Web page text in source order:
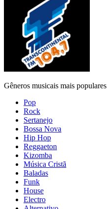
Gêneros musicais mais populares
Pop
Rock
Sertanejo
Bossa Nova
Hip Hop
Reggaeton
Kizomba
Música Cristã
Baladas
Funk
House
Electro